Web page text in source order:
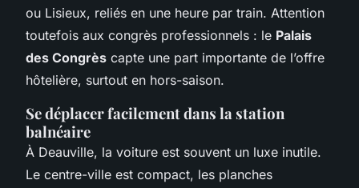
ou Lisieux, reliés en une heure par train. Attention
toutefois aux congrès professionnels : le Palais
des Congrès capte une part importante de l’offre
hôtelière, surtout en hors-saison.
Se déplacer facilement dans la station
balnéaire
À Deauville, la voiture est souvent un luxe inutile.
Le centre-ville est compact, les planches